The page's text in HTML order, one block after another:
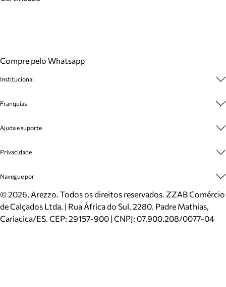
Compre pelo Whatsapp
Institucional
Cashback
Venda Corporativa
Mapa do Site
Inverno
Mundo Arezzo
Franquias
Plano de Negócio
Ajuda e suporte
Cadastro
Meus Pedidos
Trocas e Devoluções
Cartão Presente
Localizador de lojas
Privacidade
Politica e Privacidade
Navegue por
Sapatos
Bolsas
Scarpins
©2026, Arezzo. Todos os direitos reservados. ZZAB Comércio
de Calçados Ltda. | Rua África do Sul, 2280. Padre Mathias,
Cariacica/ES. CEP: 29157-900 | CNPJ: 07.900.208/0077-04